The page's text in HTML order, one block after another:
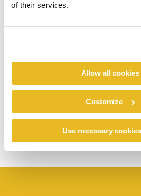
of their services.
Allow all cookies
Customize
Use necessary